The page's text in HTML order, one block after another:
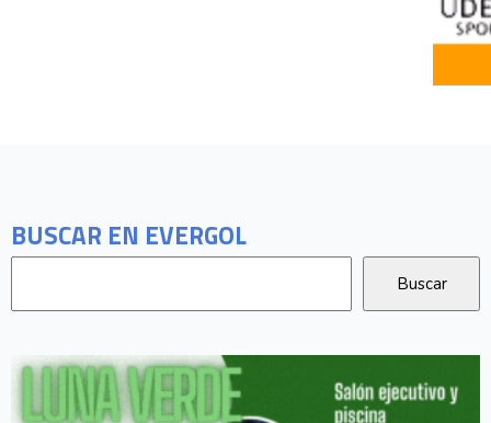
BUSCAR EN EVERGOL